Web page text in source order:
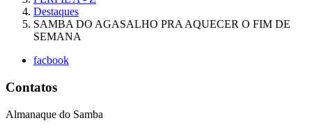
Destaques
SAMBA DO AGASALHO PRA AQUECER O FIM DE
SEMANA
facbook
Contatos
Almanaque do Samba